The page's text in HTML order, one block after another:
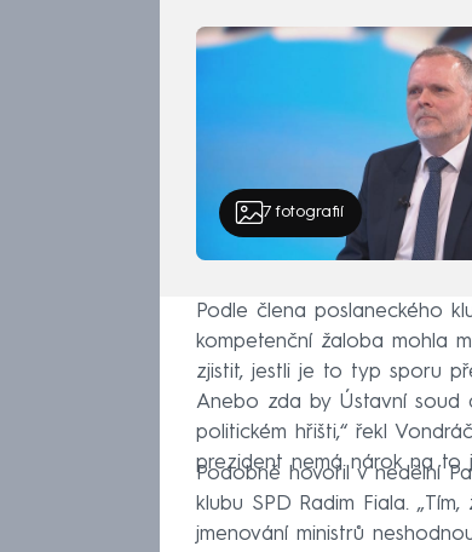
7 fotografií
Podle člena poslaneckého
kompetenční žaloba mohla
zjistit, jestli je to typ sporu
Anebo zda by Ústavní soud
politickém hřišti,“ řekl
prezident nemá nárok na to
Podobně hovořil v nedělní
klubu SPD Radim Fiala.
jmenování ministrů